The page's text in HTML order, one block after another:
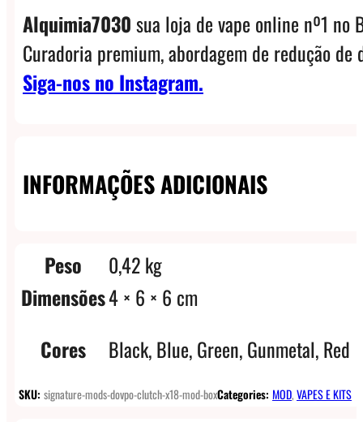
Alquimia7030sua loja de vape online nº1 no
Curadoria premium, abordagem de redução
Siga-nos no Instagram.
INFORMAÇÕES ADICIONAIS
Peso
0,42 kg
Dimensões4 × 6 × 6 cm
Cores
Black, Blue, Green, Gunmetal, Red
SKU: signature-mods-dovpo-clutch-x18-mod-boxCategories: MOD,VAPES E KITS